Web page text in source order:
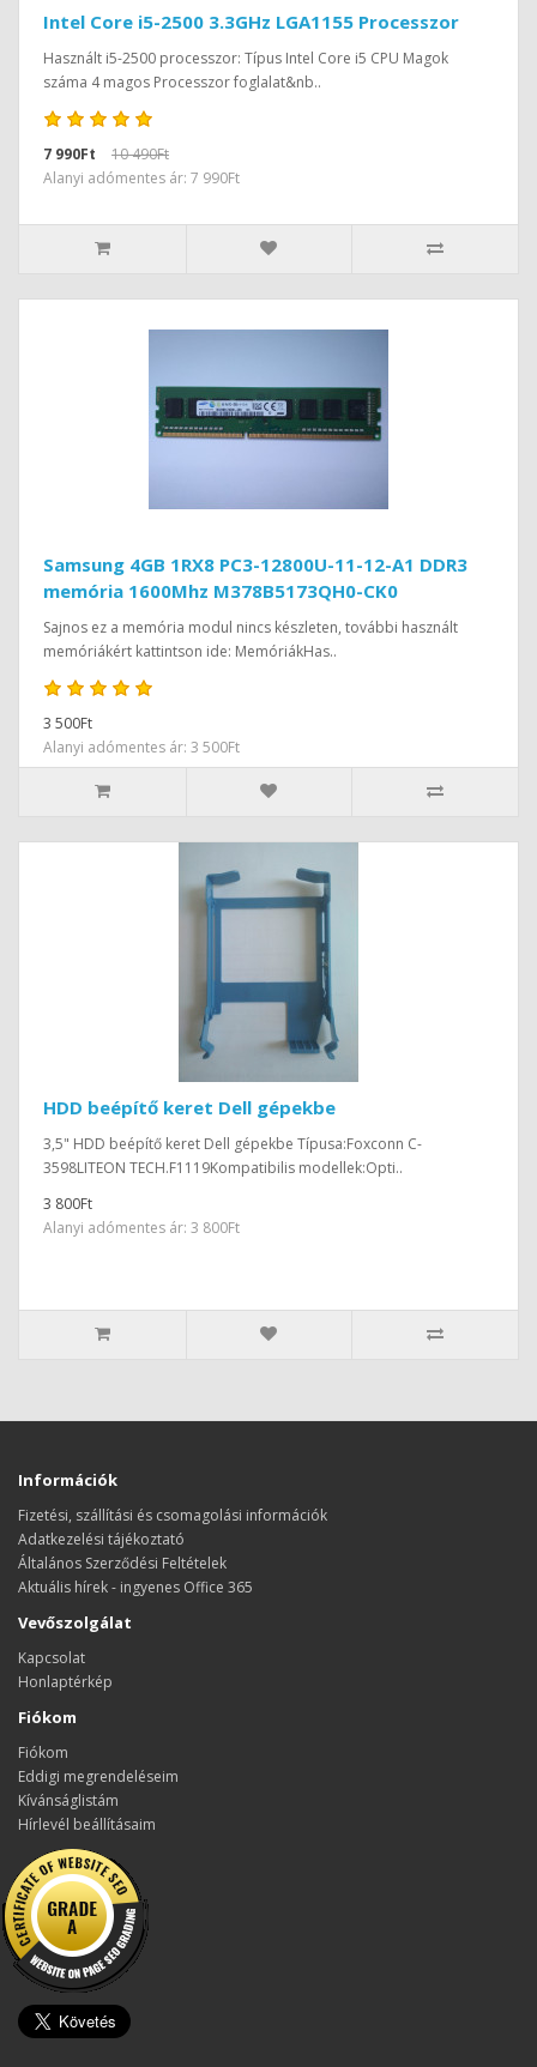
Intel Core i5-2500 3.3GHz LGA1155 Processzor
Használt i5-2500 processzor: Típus Intel Core i5 CPU Magok
száma 4 magos Processzor foglalat&nb..
7 990Ft
10 490Ft
Alanyi adómentes ár: 7 990Ft
Samsung 4GB 1RX8 PC3-12800U-11-12-A1 DDR3
memória 1600Mhz M378B5173QH0-CK0
Sajnos ez a memória modul nincs készleten, további használt
memóriákért kattintson ide: MemóriákHas..
3 500Ft
Alanyi adómentes ár: 3 500Ft
HDD beépítő keret Dell gépekbe
3,5" HDD beépítő keret Dell gépekbe Típusa:Foxconn C-
3598LITEON TECH.F1119Kompatibilis modellek:Opti..
3 800Ft
Alanyi adómentes ár: 3 800Ft
Információk
Fizetési, szállítási és csomagolási információk
Adatkezelési tájékoztató
Általános Szerződési Feltételek
Aktuális hírek - ingyenes Office 365
Vevőszolgálat
Kapcsolat
Honlaptérkép
Fiókom
Fiókom
Eddigi megrendeléseim
Kívánságlistám
Hírlevél beállításaim